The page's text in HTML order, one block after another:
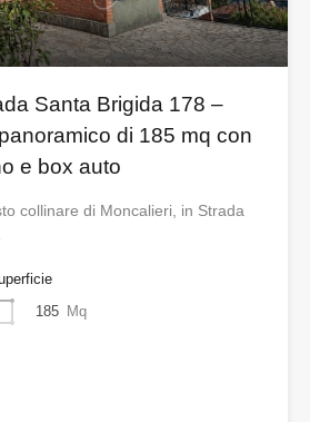
Santa Brigida 178 –
di 185 mq con
e box auto
collinare di Moncalieri, in Strada
185 Mq